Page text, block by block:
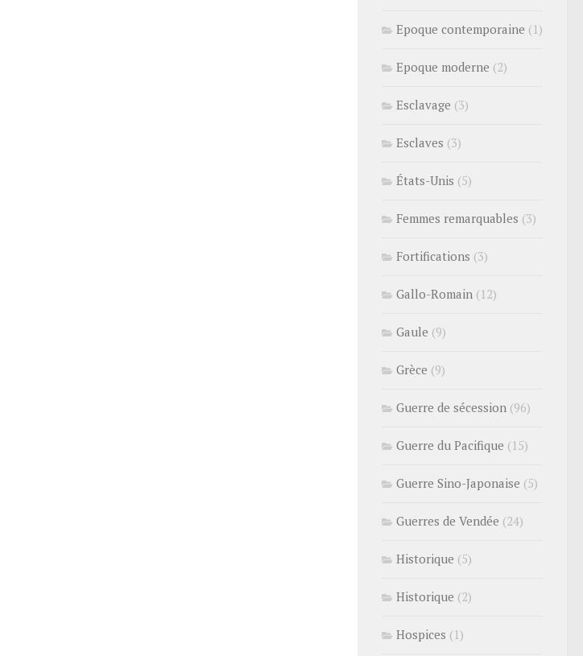
Epoque contemporaine (1)
Epoque moderne (2)
Esclavage (3)
Esclaves (3)
États-Unis (5)
Femmes remarquables (3)
Fortifications (3)
Gallo-Romain (12)
Gaule (9)
Grèce (9)
Guerre de sécession (96)
Guerre du Pacifique (15)
Guerre Sino-Japonaise (5)
Guerres de Vendée (24)
Historique (5)
Historique (2)
Hospices (1)